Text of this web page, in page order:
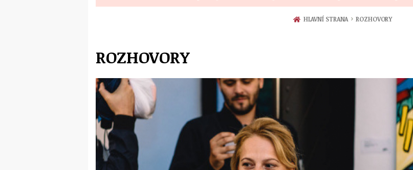
HLAVNÍ STRANA › ROZHOVORY
ROZHOVORY